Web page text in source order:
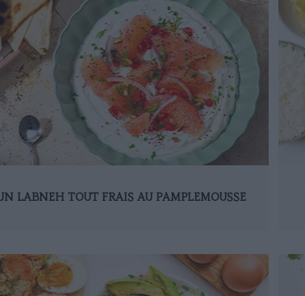
LABNEH TOUT FRAIS AU PAMPLEMOUSSE